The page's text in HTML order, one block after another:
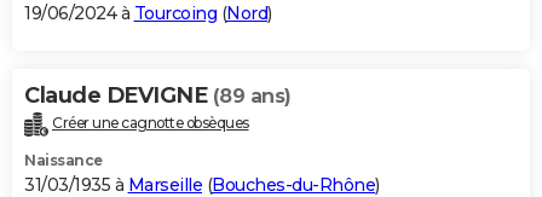
19/06/2024 à Tourcoing (Nord)
Claude DEVIGNE (89 ans)
Créer une cagnotte obsèques
Naissance
31/03/1935 à Marseille (Bouches-du-Rhône)